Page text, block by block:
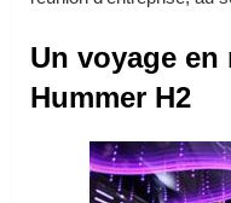
Un voyage en
Hummer H2